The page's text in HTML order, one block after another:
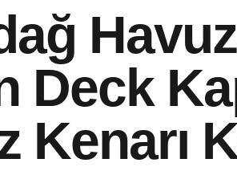
Deck
Kenarı